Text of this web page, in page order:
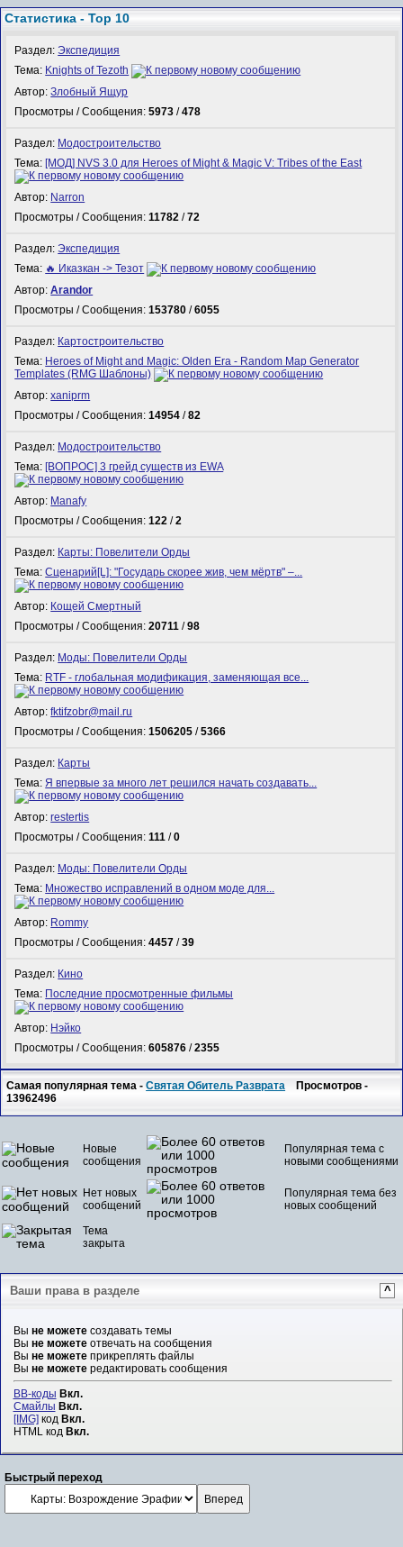
Статистика - Top 10
Раздел:Экспедиция
Тема: Knights of Tezoth
Автор:Злобный Ящур
Просмотры / Сообщения:5973 /478
Раздел: Модостроительство
Тема: [МОД] NVS 3.0 для Heroes of Might & Magic V: Tribes of the East
Автор: Narron
Просмотры / Сообщения:11782 /72
Раздел:Экспедиция
Тема: 🔥 Иказкан -> Тезот
Автор:Arandor
Просмотры / Сообщения:153780 /6055
Раздел: Картостроительство
Тема: Heroes of Might and Magic: Olden Era - Random Map Generator
Templates (RMG Шаблоны)
Автор:xaniprm
Просмотры / Сообщения:14954 /82
Раздел: Модостроительство
Тема: [ВОПРОС] 3 грейд существ из EWA
Автор: Manafy
Просмотры / Сообщения:122 /2
Раздел: Карты: Повелители Орды
Тема:Сценарий[L]: "Государь скорее жив, чем мёртв" –...
Автор: Кощей Смертный
Просмотры / Сообщения:20711 /98
Раздел: Моды: Повелители Орды
Тема: RTF - глобальная модификация, заменяющая все...
Автор:fktifzobr@mail.ru
Просмотры / Сообщения:1506205 /5366
Раздел: Карты
Тема:Я впервые за много лет решился начать создавать...
Автор:restertis
Просмотры / Сообщения:111 /0
Раздел: Моды: Повелители Орды
Тема: Множество исправлений в одном моде для...
Автор: Rommy
Просмотры / Сообщения:4457 /39
Раздел: Кино
Тема: Последние просмотренные фильмы
Автор: Нэйко
Просмотры / Сообщения:605876 /2355
Самая популярная тема -Святая Обитель Разврата Просмотров -
13962496
Новые
сообщения
Популярная тема с
новыми сообщениями
Нет новых
сообщений
Популярная тема без
новых сообщений
Тема
закрыта
Ваши права в разделе ^
Вы не можетесоздавать темы
Вы не можетеотвечать на сообщения
Вы не можетеприкреплять файлы
Вы не можетередактировать сообщения
BB-коды Вкл.
Смайлы Вкл.
[IMG]код Вкл.
HTML код Вкл.
Быстрый переход